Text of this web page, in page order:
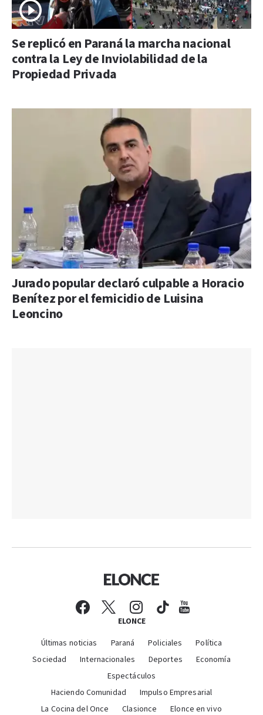
Se replicó en Paraná la marcha nacional
contra la Ley de Inviolabilidad de la
Propiedad Privada
Jurado popular declaró culpable a Horacio
Benítez por el femicidio de Luisina
Leoncino
ELONCE
Últimas noticias Paraná Policiales
Política
Sociedad
Internacionales Deportes
Economía
Espectáculos
Haciendo Comunidad
Impulso Empresarial
La Cocina del Once
Clasionce Elonce en vivo